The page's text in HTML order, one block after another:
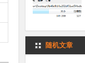
随机文章